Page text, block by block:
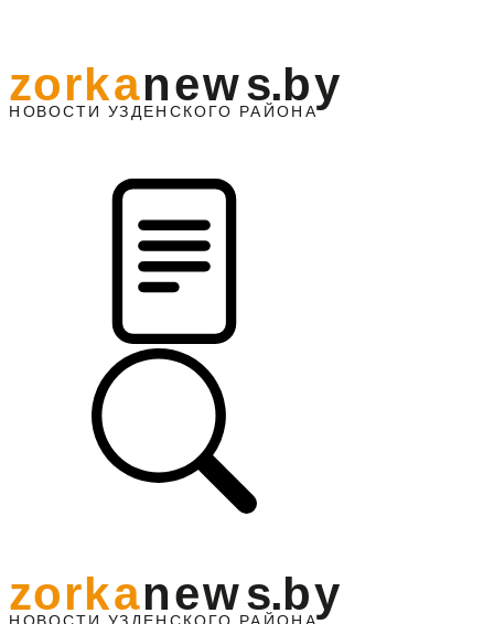
НО ВОСТИ УЗДЕНС КО ГО РАЙОНА
zorkanews.by